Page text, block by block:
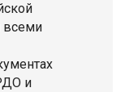
всеми
и